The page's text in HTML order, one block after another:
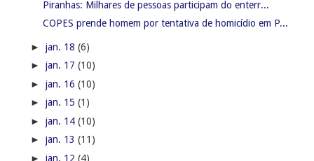
Piranhas: Milhares de pessoas participam do enterr...
COPES prende homem por tentativa de homicídio em P...
► jan. 18 (6)
► jan. 17 (10)
► jan. 16 (10)
► jan. 15 (1)
► jan. 14 (10)
► jan. 13 (11)
► jan. 12 (4)